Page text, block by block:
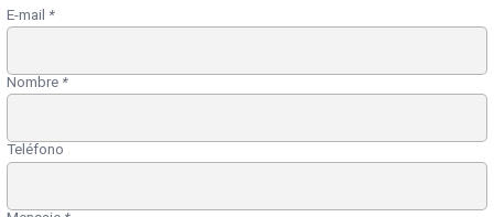
E-mail *
Nombre *
Teléfono